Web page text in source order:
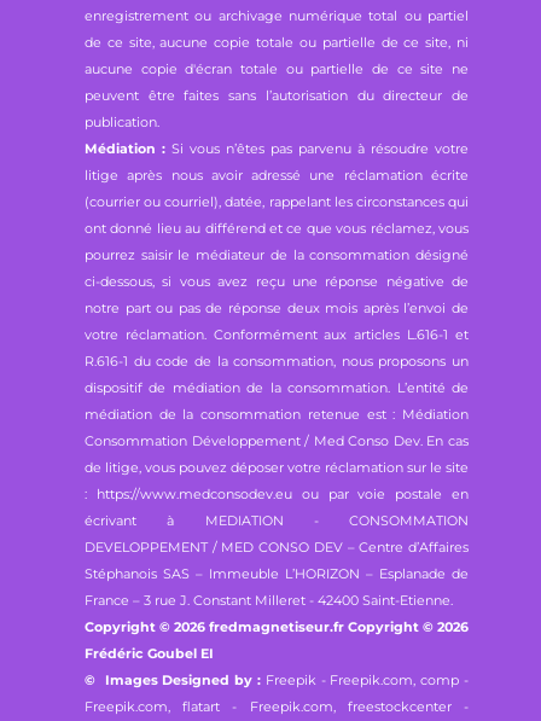
enregistrement ou archivage numérique total ou partiel
de ce site, aucune copie totale ou partielle de ce site, ni
aucune copie d'écran totale ou partielle de ce site ne
peuvent être faites sans l’autorisation du directeur de
publication.
Médiation : Si vous n’êtes pas parvenu à résoudre votre
litige après nous avoir adressé une réclamation écrite
(courrier ou courriel), datée, rappelant les circonstances qui
ont donné lieu au différend et ce que vous réclamez, vous
pourrez saisir le médiateur de la consommation désigné
ci-dessous, si vous avez reçu une réponse négative de
notre part ou pas de réponse deux mois après l’envoi de
votre réclamation. Conformément aux articles L.616-1 et
R.616-1 du code de la consommation, nous proposons un
dispositif de médiation de la consommation. L’entité de
médiation de la consommation retenue est : Médiation
Consommation Développement / Med Conso Dev. En cas
de litige, vous pouvez déposer votre réclamation sur le site
: https://www.medconsodev.eu ou par voie postale en
écrivant à MEDIATION - CONSOMMATION
DEVELOPPEMENT / MED CONSO DEV – Centre d’Affaires
Stéphanois SAS – Immeuble L’HORIZON – Esplanade de
France – 3 rue J. Constant Milleret - 42400 Saint-Etienne.
Copyright © 2026 fredmagnetiseur.fr Copyright © 2026
Frédéric Goubel EI
© Images Designed by : Freepik - Freepik.com,comp -
Freepik.com, flatart - Freepik.com, freestockcenter -